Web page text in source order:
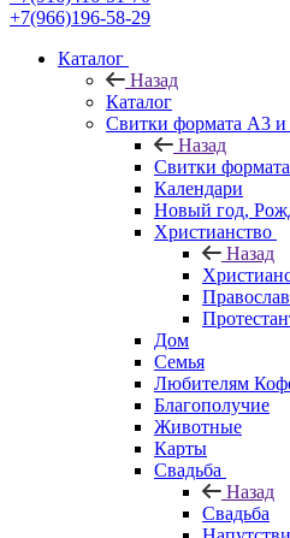
+7(966)196-58-29
Каталог
Назад
Каталог
Свитки формата А3
Назад
Свитки
Календари
Новый год,
Христианство
Назад
Дом
Семья
Любителям
Благополучие
Животные
Карты
Свадьба
Назад
Свадьба